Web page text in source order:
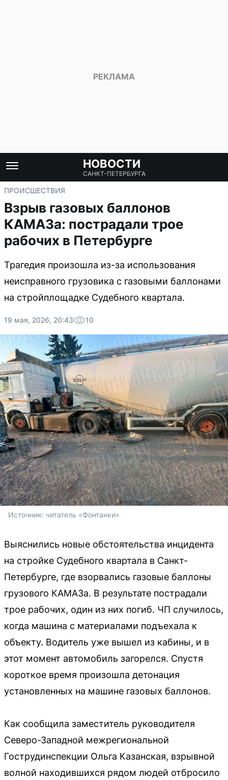
НОВОСТИ
САНКТ-ПЕТЕРБУРГА
ПРОИСШЕСТВИЯ
Взрыв газовых баллонов
КАМАЗа: пострадали трое
рабочих в Петербурге
Трагедия произошла из-за использования
неисправного грузовика с газовыми баллонами
на стройплощадке Судебного квартала.
19 мая, 2026, 20:43 10
Источник: читатель «Фонтанки»
Выяснились новые обстоятельства инцидента
на стройке Судебного квартала в Санкт-
Петербурге, где взорвались газовые баллоны
грузового КАМАЗа. В результате пострадали
трое рабочих, один из них погиб. ЧП случилось,
когда машина с материалами подъехала к
объекту. Водитель уже вышел из кабины, и в
этот момент автомобиль загорелся. Спустя
короткое время произошла детонация
установленных на машине газовых баллонов.
Как сообщила заместитель руководителя
Северо-Западной межрегиональной
Гострудинспекции Ольга Казанская, взрывной
волной находившихся рядом людей отбросило